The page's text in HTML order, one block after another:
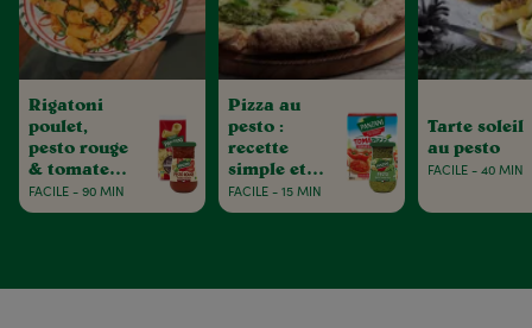
Rigatoni
poulet,
pesto rouge
& tomates
séchées
FACILE - 90 MIN
Pizza au
pesto :
recette
simple et
gourmande
FACILE - 15 MIN
Tarte soleil
au pesto
FACILE - 40 MIN